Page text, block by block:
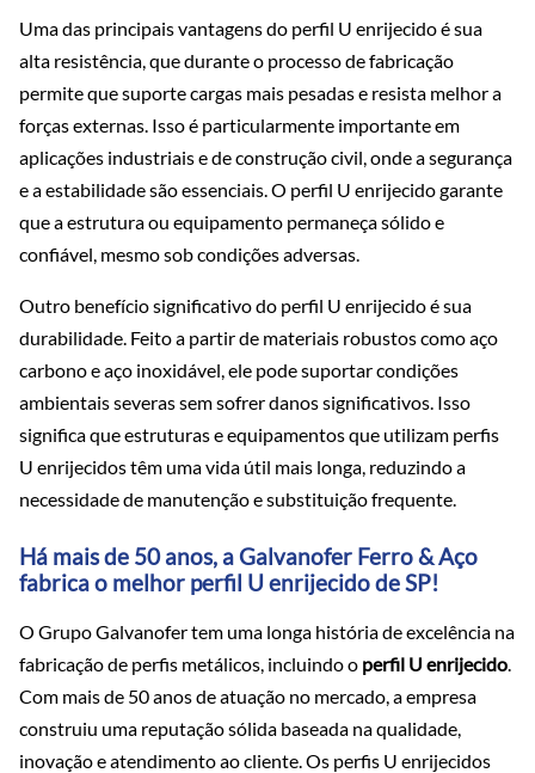
Uma das principais vantagens do perfil U enrijecido é sua
alta resistência, que durante o processo de fabricação
permite que suporte cargas mais pesadas e resista melhor a
forças externas. Isso é particularmente importante em
aplicações industriais e de construção civil, onde a segurança
e a estabilidade são essenciais. O perfil U enrijecido garante
que a estrutura ou equipamento permaneça sólido e
confiável, mesmo sob condições adversas.
Outro benefício significativo do perfil U enrijecido é sua
durabilidade. Feito a partir de materiais robustos como aço
carbono e aço inoxidável, ele pode suportar condições
ambientais severas sem sofrer danos significativos. Isso
significa que estruturas e equipamentos que utilizam perfis
U enrijecidos têm uma vida útil mais longa, reduzindo a
necessidade de manutenção e substituição frequente.
Há mais de 50 anos, a Galvanofer Ferro & Aço
fabrica o melhor perfil U enrijecido de SP!
O Grupo Galvanofer tem uma longa história de excelência na
fabricação de perfis metálicos, incluindo o perfil U enrijecido.
Com mais de 50 anos de atuação no mercado, a empresa
construiu uma reputação sólida baseada na qualidade,
inovação e atendimento ao cliente. Os perfis U enrijecidos